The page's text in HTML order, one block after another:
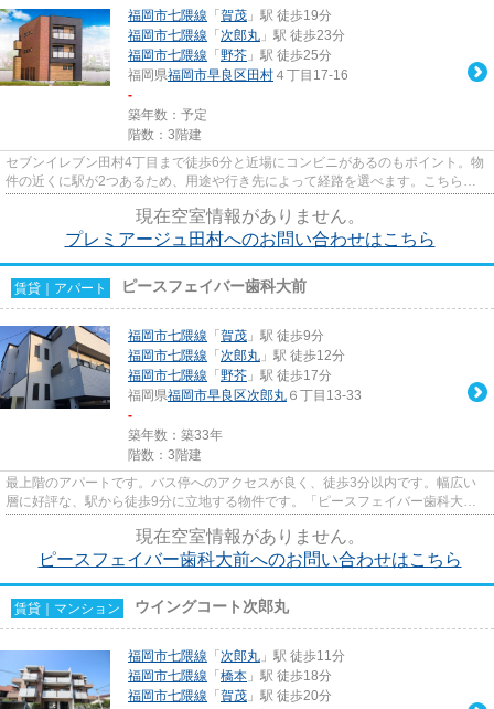
福岡市七隈線 「 賀茂 」駅 徒歩19分
福岡市七隈線 「 次郎丸 」駅 徒歩23分
福岡市七隈線 「 野芥 」駅 徒歩25分
福岡県福岡市早良区 田村 ４丁目17-16
-
築年数：予定
階数：3階建
セブンイレブン田村4丁目まで徒歩6分と近場にコンビニがあるのもポイント。物
件の近くに駅が2つあるため、用途や行き先によって経路を選べます。こちらの
現在空室情報がありません。
プレミアージュ田村へのお問い合わせはこちら
賃貸｜アパート ピースフェイバー歯科大前
福岡市七隈線 「 賀茂 」駅 徒歩9分
福岡市七隈線 「 次郎丸 」駅 徒歩12分
福岡市七隈線 「 野芥 」駅 徒歩17分
福岡県福岡市早良区次郎丸 ６丁目13-33
-
築年数：築33年
階数：3階建
最上階のアパートです。バス停へのアクセスが良く、徒歩3分以内です。幅広い
層に好評な、駅から徒歩9分に立地する物件です。「ピースフェイバー歯科大
現在空室情報がありません。
ピースフェイバー歯科大前へのお問い合わせはこちら
賃貸｜マンション ウイングコート次郎丸
福岡市七隈線 「 次郎丸 」駅 徒歩11分
福岡市七隈線 「 橋本 」駅 徒歩18分
福岡市七隈線 「 賀茂 」駅 徒歩20分